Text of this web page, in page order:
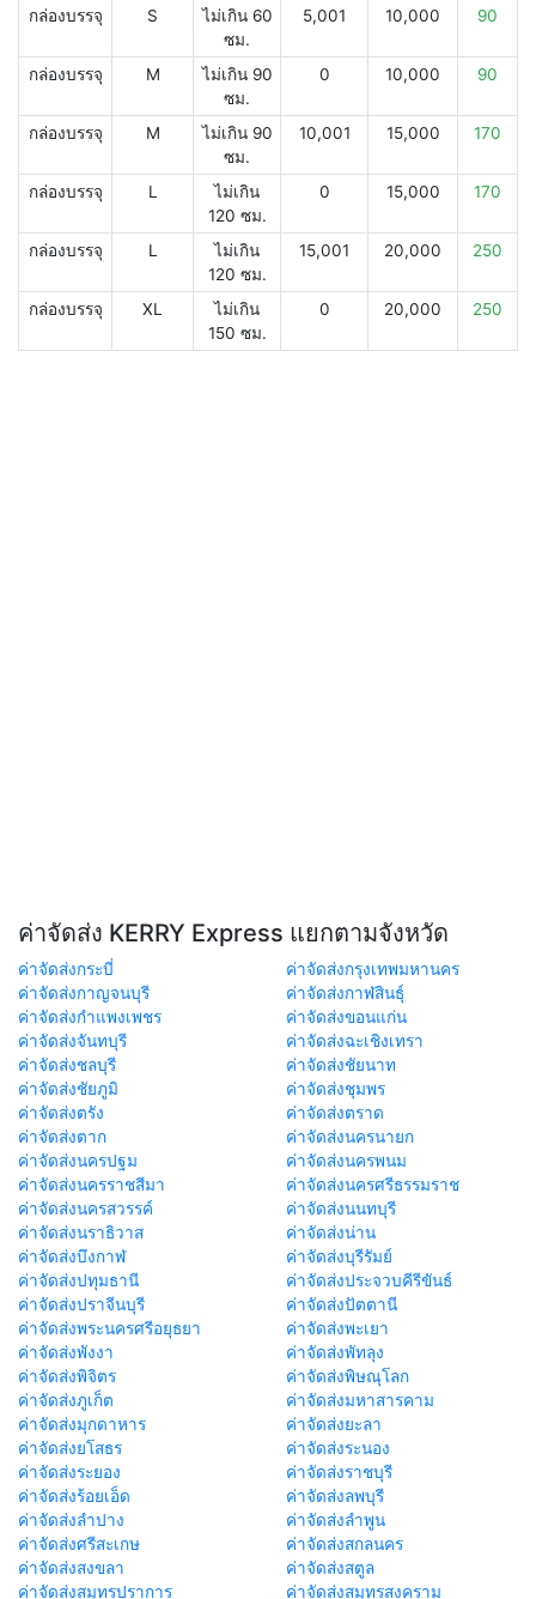
กล่องบรรจุ S
ไม่เกิน 60
ซม.
5,001 10,000 90
กล่องบรรจุ M
ไม่เกิน 90
ซม.
0 10,000 90
กล่องบรรจุ M
ไม่เกิน 90
ซม.
10,001 15,000 170
กล่องบรรจุ L
ไม่เกิน
120 ซม.
0 15,000 170
กล่องบรรจุ L
ไม่เกิน
120 ซม.
15,001 20,000 250
กล่องบรรจุ XL
ไม่เกิน
150 ซม.
0 20,000 250
ค่าจัดส่ง KERRY Express แยกตามจังหวัด
ค่าจัดส่งกระบี่
ค่าจัดส่งกรุงเทพมหานคร
ค่าจัดส่งกาญจนบุรี
ค่าจัดส่งกาฬสินธุ์
ค่าจัดส่งกำแพงเพชร
ค่าจัดส่งขอนแก่น
ค่าจัดส่งจันทบุรี
ค่าจัดส่งฉะเชิงเทรา
ค่าจัดส่งชลบุรี
ค่าจัดส่งชัยนาท
ค่าจัดส่งชัยภูมิ
ค่าจัดส่งชุมพร
ค่าจัดส่งตรัง
ค่าจัดส่งตราด
ค่าจัดส่งตาก
ค่าจัดส่งนครนายก
ค่าจัดส่งนครปฐม
ค่าจัดส่งนครพนม
ค่าจัดส่งนครราชสีมา
ค่าจัดส่งนครศรีธรรมราช
ค่าจัดส่งนครสวรรค์
ค่าจัดส่งนนทบุรี
ค่าจัดส่งนราธิวาส
ค่าจัดส่งน่าน
ค่าจัดส่งบึงกาฬ
ค่าจัดส่งบุรีรัมย์
ค่าจัดส่งปทุมธานี
ค่าจัดส่งประจวบคีรีขันธ์
ค่าจัดส่งปราจีนบุรี
ค่าจัดส่งปัตตานี
ค่าจัดส่งพระนครศรีอยุธยา
ค่าจัดส่งพะเยา
ค่าจัดส่งพังงา
ค่าจัดส่งพัทลุง
ค่าจัดส่งพิจิตร
ค่าจัดส่งพิษณุโลก
ค่าจัดส่งภูเก็ต
ค่าจัดส่งมหาสารคาม
ค่าจัดส่งมุกดาหาร
ค่าจัดส่งยะลา
ค่าจัดส่งยโสธร
ค่าจัดส่งระนอง
ค่าจัดส่งระยอง
ค่าจัดส่งราชบุรี
ค่าจัดส่งร้อยเอ็ด
ค่าจัดส่งลพบุรี
ค่าจัดส่งลำปาง
ค่าจัดส่งลำพูน
ค่าจัดส่งศรีสะเกษ
ค่าจัดส่งสกลนคร
ค่าจัดส่งสงขลา
ค่าจัดส่งสตูล
ค่าจัดส่งสมุทรปราการ
ค่าจัดส่งสมุทรสงคราม